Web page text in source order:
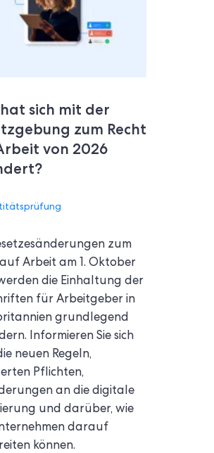
sich mit der
zum Recht
von 2026
zum
Arbeit am 1. Oktober
die Einhaltung der
für Arbeitgeber in
grundlegend
Informieren Sie sich
neuen Regeln,
Pflichten,
an die digitale
und darüber, wie
darauf
können.